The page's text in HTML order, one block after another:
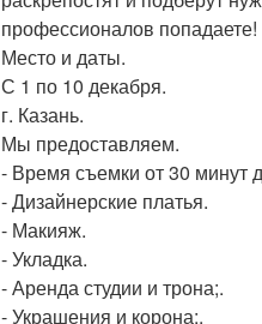
профессионалов попадаете!
Место и даты.
С 1 по 10 декабря.
г. Казань.
Мы предоставляем.
- Время съемки от 30 минут
- Дизайнерские платья.
- Макияж.
- Укладка.
- Аренда студии и трона;.
- Украшения и корона;.